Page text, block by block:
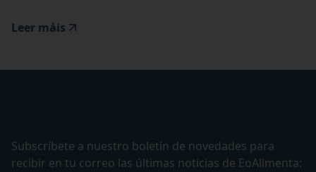
Leer máis
Subscríbete a nuestro boletín de novedades para
recibir en tu correo las últimas noticias de EoAlimenta: